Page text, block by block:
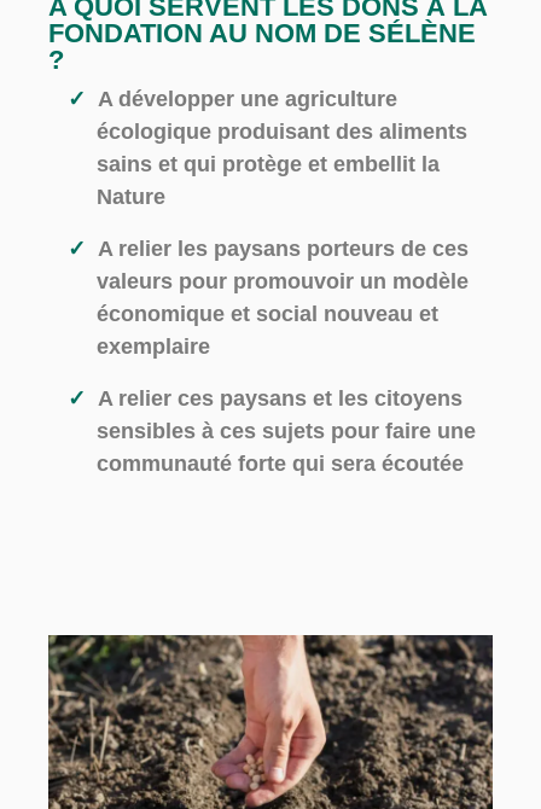
A QUOI SERVENT LES DONS À LA
FONDATION AU NOM DE SÉLÈNE
?
A développer une agriculture
écologique produisant des aliments
sains et qui protège et embellit la
Nature
A relier les paysans porteurs de ces
valeurs pour promouvoir un modèle
économique et social nouveau et
exemplaire
A relier ces paysans et les citoyens
sensibles à ces sujets pour faire une
communauté forte qui sera écoutée